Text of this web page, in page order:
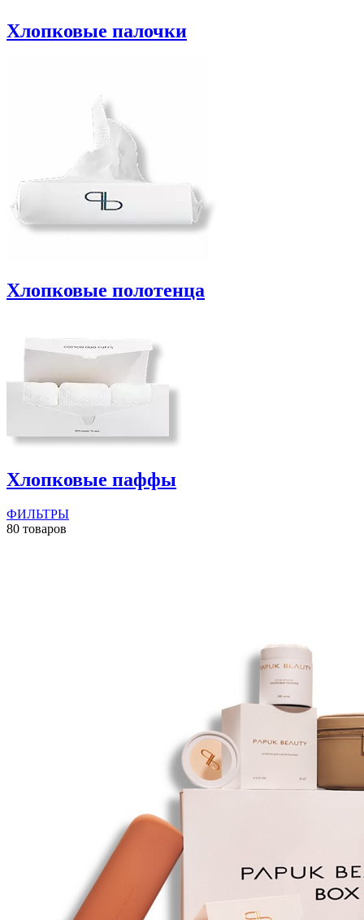
Хлопковые палочки
Хлопковые полотенца
Хлопковые паффы
ФИЛЬТРЫ
80 товаров